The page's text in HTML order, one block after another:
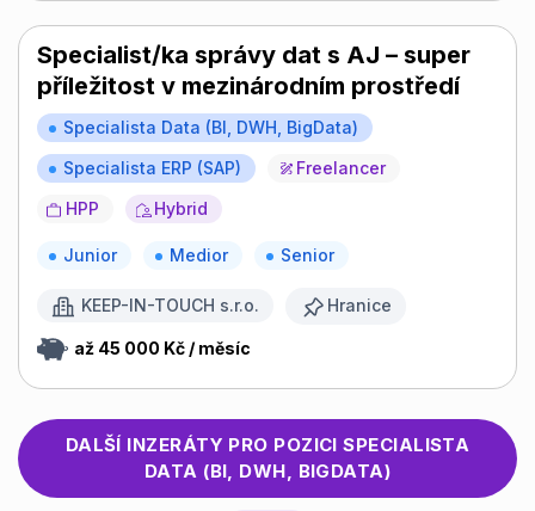
Specialist/ka správy dat s AJ – super
příležitost v mezinárodním prostředí
Specialista Data (BI, DWH, BigData)
Specialista ERP (SAP)
Freelancer
HPP
Hybrid
Junior Medior Senior
KEEP-IN-TOUCH s.r.o. Hranice
až 45 000 Kč / měsíc
DALŠÍ INZERÁTY PRO POZICI SPECIALISTA
DATA (BI, DWH, BIGDATA)